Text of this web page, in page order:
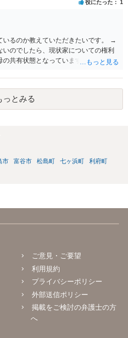
場合はまた少し話が変わってきます
スの利用については各法律事務所に
す。一定の収入や預貯金がお父さま
合があります。
役にたった 1
いるのか教えていただきたいです。 →
のでしたら、現状家についての権利
の共有状態となっています。 相続割合
人全員が相続放棄したため相続人不在
分の登記のみであれば上記の割合での
家を処分するのであればお父様の１/４
てその清算人含めて処分の手続きを
っとみる
市 富谷市 松島町 七ヶ浜町
利府町
ご意見・ご要望
利用規約
プライバシーポリシー
外部送信ポリシー
掲載をご検討の弁護士の方
へ